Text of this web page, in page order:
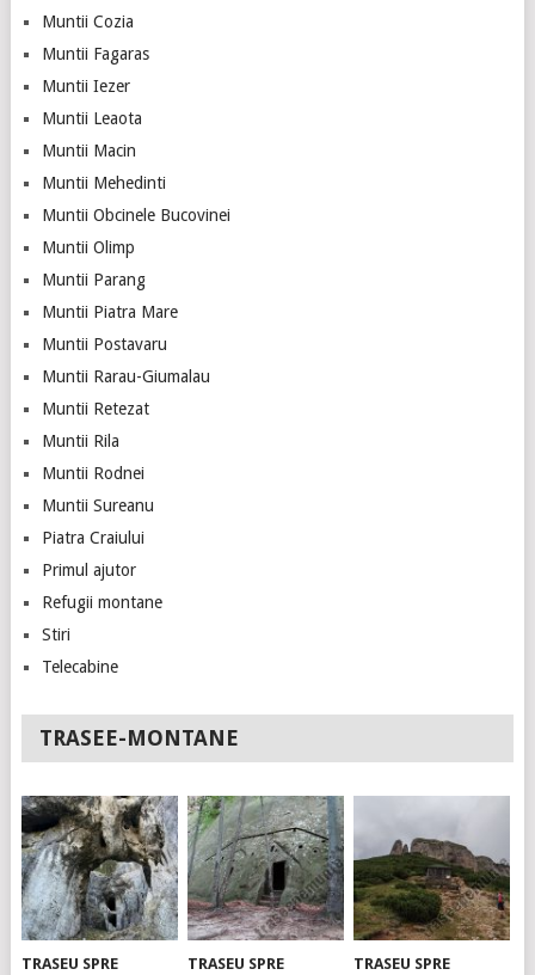
Muntii Cozia
Muntii Fagaras
Muntii Iezer
Muntii Leaota
Muntii Macin
Muntii Mehedinti
Muntii Obcinele Bucovinei
Muntii Olimp
Muntii Parang
Muntii Piatra Mare
Muntii Postavaru
Muntii Rarau-Giumalau
Muntii Retezat
Muntii Rila
Muntii Rodnei
Muntii Sureanu
Piatra Craiului
Primul ajutor
Refugii montane
Stiri
Telecabine
TRASEE-MONTANE
TRASEU SPRE TRASEU SPRE TRASEU SPRE